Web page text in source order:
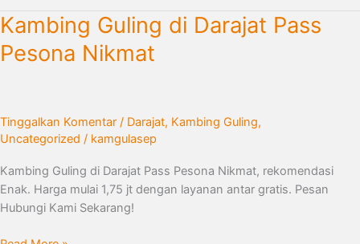
Kambing Guling di Darajat Pass
Pesona Nikmat
Tinggalkan Komentar / Darajat, Kambing Guling,
Uncategorized / kamgulasep
Kambing Guling di Darajat Pass Pesona Nikmat, rekomendasi
Enak. Harga mulai 1,75 jt dengan layanan antar gratis. Pesan
Hubungi Kami Sekarang!
Kambing
Guling
di
Nikmat